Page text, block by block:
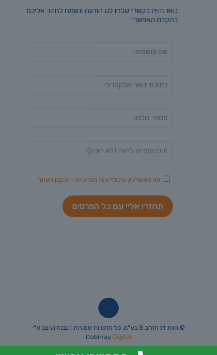
בואו נהיה בקשר! שלחו לנו הודעה ונשמח לחזור אליכם
בהקדם האפשרי
אני מאשר/ת את מדיניות הפרטיות ו־ תקנון האתר
© חוות דג הזהב 8 בע"מ, כל הזכויות שמורות | נבנה ועוצב ע"י
CobiHay Digital